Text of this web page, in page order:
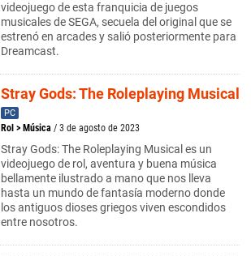
videojuego de esta franquicia de juegos
musicales de SEGA, secuela del original que se
estrenó en arcades y salió posteriormente para
Dreamcast.
Stray Gods: The Roleplaying Musical
PC
Rol > Música / 3 de agosto de 2023
Stray Gods: The Roleplaying Musical es un
videojuego de rol, aventura y buena música
bellamente ilustrado a mano que nos lleva
hasta un mundo de fantasía moderno donde
los antiguos dioses griegos viven escondidos
entre nosotros.